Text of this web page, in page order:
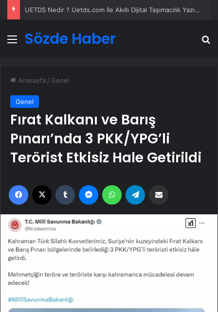
UETDS Nedir ? Uetds.com İle Akıllı Dijital Taşımacılık Yazılımı
Menü
Sözde Haber
Anasayfa / Genel
Genel
Fırat Kalkanı ve Barış
Pınarı’nda 3 PKK/YPG’li
Terörist Etkisiz Hale Getirildi
Facebook Tumblr MessengerWhatsApp